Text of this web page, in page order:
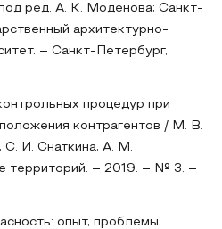
ред. А. К. Моденова; Санкт-
архитектурно-
– Санкт-Петербург,
процедур при
контрагентов / М. В.
С. И. Снаткина, А. М.
территорий. – 2019. – № 3. –
опыт, проблемы,